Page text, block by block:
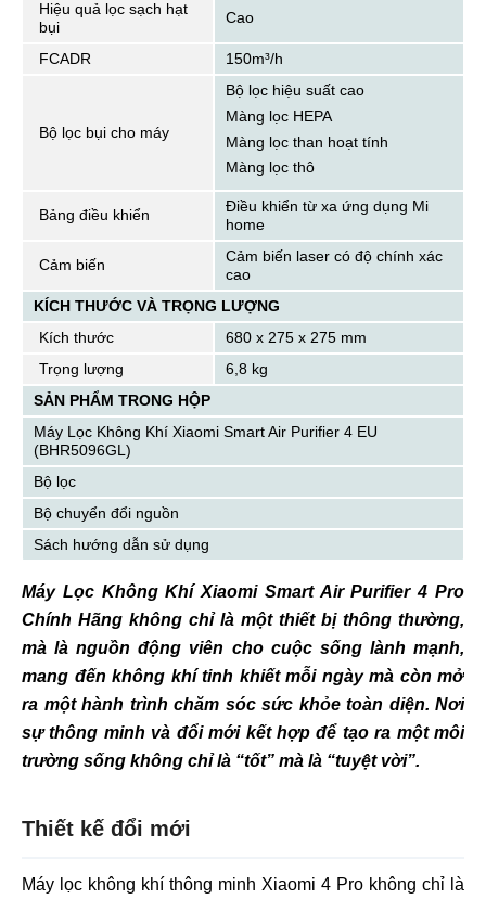
Hiệu quả lọc sạch hạt
bụi
Cao
FCADR 150m³/h
Bộ lọc bụi cho máy
Bộ lọc hiệu suất cao
Màng lọc HEPA
Màng lọc than hoạt tính
Màng lọc thô
Bảng điều khiển
Điều khiển từ xa ứng dụng Mi
home
Cảm biến
Cảm biến laser có độ chính xác
cao
KÍCH THƯỚC VÀ TRỌNG LƯỢNG
Kích thước
680 x 275 x 275 mm
Trọng lượng
6,8 kg
SẢN PHẨM TRONG HỘP
Máy Lọc Không Khí Xiaomi Smart Air Purifier 4 EU
(BHR5096GL)
Bộ lọc
Bộ chuyển đổi nguồn
Sách hướng dẫn sử dụng
Máy Lọc Không Khí Xiaomi Smart Air Purifier 4 Pro
Chính Hãng không chỉ là một thiết bị thông thường,
mà là nguồn động viên cho cuộc sống lành mạnh,
mang đến không khí tinh khiết mỗi ngày mà còn mở
ra một hành trình chăm sóc sức khỏe toàn diện. Nơi
sự thông minh và đổi mới kết hợp để tạo ra một môi
trường sống không chỉ là “tốt” mà là “tuyệt vời”.
Thiết kế đổi mới
Máy lọc không khí thông minh Xiaomi 4 Pro không chỉ là